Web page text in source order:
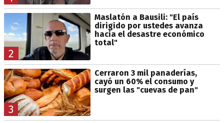
2
Maslatón a Bausili: "El país
dirigido por ustedes avanza
hacia el desastre económico
total"
3
Cerraron 3 mil panaderías,
cayó un 60% el consumo y
surgen las "cuevas de pan"